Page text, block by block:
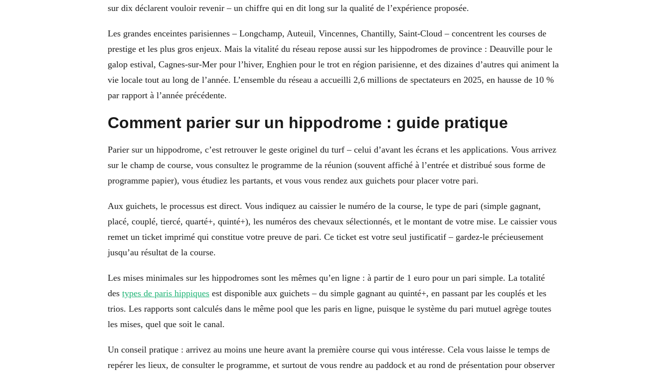
sur dix déclarent vouloir revenir – un chiffre qui en dit long sur la qualité de l’expérience proposée.
Les grandes enceintes parisiennes – Longchamp, Auteuil, Vincennes, Chantilly, Saint-Cloud – concentrent les courses de
prestige et les plus gros enjeux. Mais la vitalité du réseau repose aussi sur les hippodromes de province : Deauville pour le
galop estival, Cagnes-sur-Mer pour l’hiver, Enghien pour le trot en région parisienne, et des dizaines d’autres qui animent la
vie locale tout au long de l’année. L’ensemble du réseau a accueilli 2,6 millions de spectateurs en 2025, en hausse de 10 %
par rapport à l’année précédente.
Comment parier sur un hippodrome : guide pratique
Parier sur un hippodrome, c’est retrouver le geste originel du turf – celui d’avant les écrans et les applications. Vous arrivez
sur le champ de course, vous consultez le programme de la réunion (souvent affiché à l’entrée et distribué sous forme de
programme papier), vous étudiez les partants, et vous vous rendez aux guichets pour placer votre pari.
Aux guichets, le processus est direct. Vous indiquez au caissier le numéro de la course, le type de pari (simple gagnant,
placé, couplé, tiercé, quarté+, quinté+), les numéros des chevaux sélectionnés, et le montant de votre mise. Le caissier vous
remet un ticket imprimé qui constitue votre preuve de pari. Ce ticket est votre seul justificatif – gardez-le précieusement
jusqu’au résultat de la course.
Les mises minimales sur les hippodromes sont les mêmes qu’en ligne : à partir de 1 euro pour un pari simple. La totalité
des types de paris hippiques est disponible aux guichets – du simple gagnant au quinté+, en passant par les couplés et les
trios. Les rapports sont calculés dans le même pool que les paris en ligne, puisque le système du pari mutuel agrège toutes
les mises, quel que soit le canal.
Un conseil pratique : arrivez au moins une heure avant la première course qui vous intéresse. Cela vous laisse le temps de
repérer les lieux, de consulter le programme, et surtout de vous rendre au paddock et au rond de présentation pour observer